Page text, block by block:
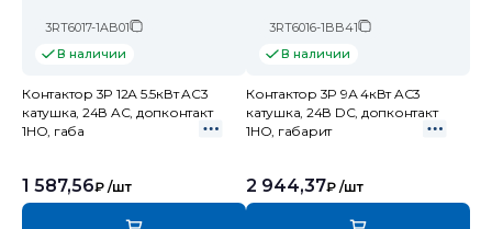
3RT6017-1AB01
В наличии
Контактор 3P 12А 5.5кВт AC3
катушка, 24В AC, допконтакт
1НО, габа
1 587,56₽ /шт
3RT6016-1BB41
В наличии
Контактор 3P 9А 4кВт AC3
катушка, 24В DC, допконтакт
1НО, габарит
2 944,37₽ /шт